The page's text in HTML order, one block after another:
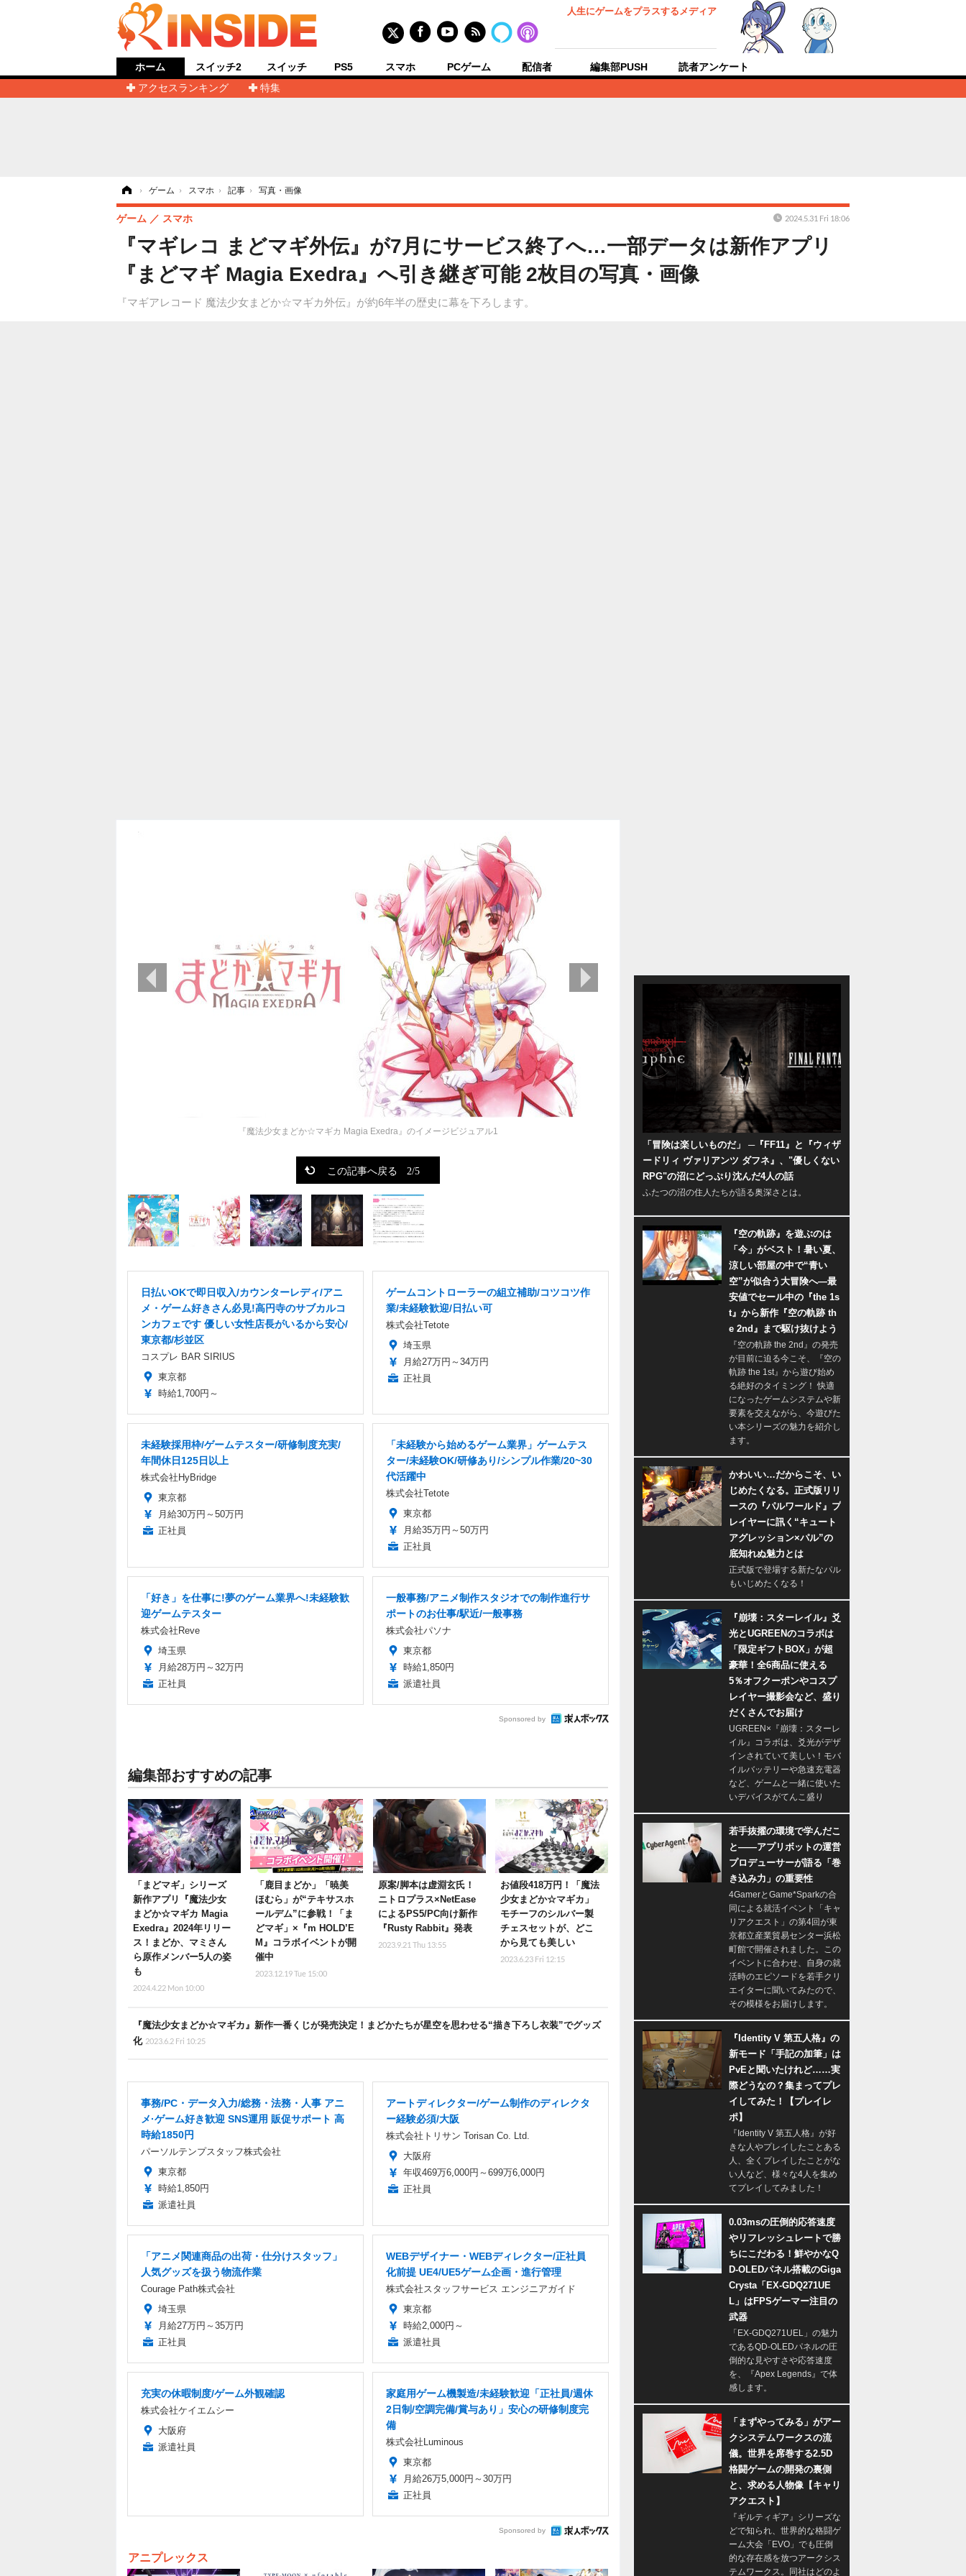
人生にゲームをプラスするメディア
ホーム
アクセスランキング
特集
スイッチ2 スイッチ PS5 スマホ PCゲーム 配信者 編集部PUSH 読者アンケート
› ゲーム › スマホ › 記事 › 写真・画像
『マギレコ まどマギ外伝』が7月にサービス終了へ…一部データは新作アプリ
『まどマギ Magia Exedra』へ引き継ぎ可能 2枚目の写真・画像
『マギアレコード 魔法少女まどか☆マギカ外伝』が約6年半の歴史に幕を下ろします。
ゲーム スマホ 2024.5.31 Fri 18:06
『魔法少女まどか☆マギカ Magia Exedra』のイメージビジュアル1
次の画像
この記事へ戻る 2/5
日払いOKで即日収入/カウンターレディ/アニ
メ・ゲーム好きさん必見!高円寺のサブカルコ
ンカフェです 優しい女性店長がいるから安心/
東京都/杉並区
コスプレ BAR SIRIUS
東京都
時給1,700円～
ゲームコントローラーの組立補助/コツコツ作
業/未経験歓迎/日払い可
株式会社Tetote
埼玉県
月給27万円～34万円
正社員
未経験採用枠/ゲームテスター/研修制度充実/
年間休日125日以上
株式会社HyBridge
東京都
月給30万円～50万円
正社員
「未経験から始めるゲーム業界」ゲームテス
ター/未経験OK/研修あり/シンプル作業/20~30
代活躍中
株式会社Tetote
東京都
月給35万円～50万円
正社員
「好き」を仕事に!夢のゲーム業界へ!未経験歓
迎ゲームテスター
株式会社Reve
埼玉県
月給28万円～32万円
正社員
一般事務/アニメ制作スタジオでの制作進行サ
ポートのお仕事/駅近/一般事務
株式会社パソナ
東京都
時給1,850円
派遣社員
Sponsored by
編集部おすすめの記事
「まどマギ」シリーズ
新作アプリ『魔法少女
まどか☆マギカ Magia
Exedra』2024年リリー
ス！まどか、マミさん
ら原作メンバー5人の姿
も
2024.4.22 Mon 10:00
「鹿目まどか」「暁美
ほむら」が“テキサスホ
ールデム”に参戦！「ま
どマギ」×『m HOLD’E
M』コラボイベントが開
催中
2023.12.19 Tue 15:00
原案/脚本は虚淵玄氏！
ニトロプラス×NetEase
によるPS5/PC向け新作
『Rusty Rabbit』発表
2023.9.21 Thu 13:55
お値段418万円！「魔法
少女まどか☆マギカ」
モチーフのシルバー製
チェスセットが、どこ
から見ても美しい
2023.6.23 Fri 12:15
『魔法少女まどか☆マギカ』新作一番くじが発売決定！まどかたちが星空を思わせる“描き下ろし衣装”でグッズ
化 2023.6.2 Fri 10:25
事務/PC・データ入力/総務・法務・人事 アニ
メ·ゲーム好き歓迎 SNS運用 販促サポート 高
時給1850円
パーソルテンプスタッフ株式会社
東京都
時給1,850円
派遣社員
アートディレクター/ゲーム制作のディレクタ
ー経験必須/大阪
株式会社トリサン Torisan Co. Ltd.
大阪府
年収469万6,000円～699万6,000円
正社員
「アニメ関連商品の出荷・仕分けスタッフ」
人気グッズを扱う物流作業
Courage Path株式会社
埼玉県
月給27万円～35万円
正社員
WEBデザイナー・WEBディレクター/正社員
化前提 UE4/UE5ゲーム企画・進行管理
株式会社スタッフサービス エンジニアガイド
東京都
時給2,000円～
派遣社員
充実の休暇制度/ゲーム外観確認
株式会社ケイエムシー
大阪府
派遣社員
家庭用ゲーム機製造/未経験歓迎「正社員/週休
2日制/空調完備/賞与あり」安心の研修制度完
備
株式会社Luminous
東京都
月給26万5,000円～30万円
正社員
Sponsored by
アニプレックス
「冒険は楽しいものだ」 ─『FF11』と『ウィザ
ードリィ ヴァリアンツ ダフネ』、"優しくない
RPG"の沼にどっぷり沈んだ4人の話
ふたつの沼の住人たちが語る奥深さとは。
『空の軌跡』を遊ぶのは
「今」がベスト！暑い夏、
涼しい部屋の中で“青い
空”が似合う大冒険へ―最
安値でセール中の『the 1s
t』から新作『空の軌跡 th
e 2nd』まで駆け抜けよう
『空の軌跡 the 2nd』の発売
が目前に迫る今こそ、『空の
軌跡 the 1st』から遊び始め
る絶好のタイミング！ 快適
になったゲームシステムや新
要素を交えながら、今遊びた
い本シリーズの魅力を紹介し
ます。
かわいい…だからこそ、い
じめたくなる。正式版リリ
ースの『パルワールド』プ
レイヤーに訊く“キュート
アグレッション×パル”の
底知れぬ魅力とは
正式版で登場する新たなパル
もいじめたくなる！
『崩壊：スターレイル』爻
光とUGREENのコラボは
「限定ギフトBOX」が超
豪華！全6商品に使える
5％オフクーポンやコスプ
レイヤー撮影会など、盛り
だくさんでお届け
UGREEN×『崩壊：スターレ
イル』コラボは、爻光がデザ
インされていて美しい！モバ
イルバッテリーや急速充電器
など、ゲームと一緒に使いた
いデバイスがてんこ盛り
若手抜擢の環境で学んだこ
と――アプリボットの運営
プロデューサーが語る「巻
き込み力」の重要性
4GamerとGame*Sparkの合
同による就活イベント「キャ
リアクエスト」の第4回が東
京都立産業貿易センター浜松
町館で開催されました。この
イベントに合わせ、自身の就
活時のエピソードを若手クリ
エイターに聞いてみたので、
その模様をお届けします。
『Identity V 第五人格』の
新モード「手記の加筆」は
PvEと聞いたけれど……実
際どうなの？集まってプレ
イしてみた！【プレイレ
ポ】
『Identity V 第五人格』が好
きな人やプレイしたことある
人、全くプレイしたことがな
い人など、様々な4人を集め
てプレイしてみました！
0.03msの圧倒的応答速度
やリフレッシュレートで勝
ちにこだわる！鮮やかなQ
D-OLEDパネル搭載のGiga
Crysta「EX-GDQ271UE
L」はFPSゲーマー注目の
武器
「EX-GDQ271UEL」の魅力
であるQD-OLEDパネルの圧
倒的な見やすさや応答速度
を、『Apex Legends』で体
感します。
「まずやってみる」がアー
クシステムワークスの流
儀。世界を席巻する2.5D
格闘ゲームの開発の裏側
と、求める人物像【キャリ
アクエスト】
『ギルティギア』シリーズな
どで知られ、世界的な格闘ゲ
ーム大会「EVO」でも圧倒
的な存在感を放つアークシス
テムワークス。同社はどのよ